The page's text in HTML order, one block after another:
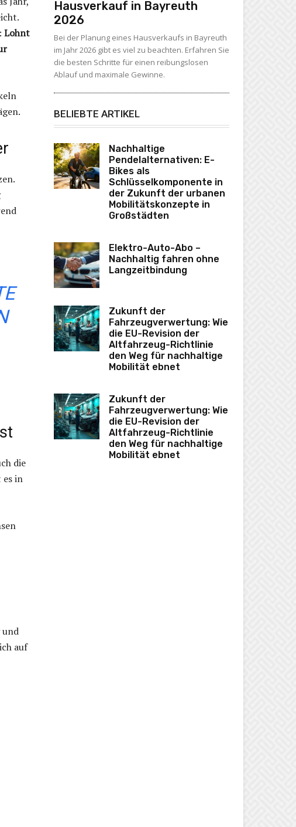
Lohnt
die
in
auf
Hausverkauf in Bayreuth
2026
Bei der Planung eines Hausverkaufs in Bayreuth
im Jahr 2026 gibt es viel zu beachten. Erfahren Sie
die besten Schritte für einen reibungslosen
Ablauf und maximale Gewinne.
BELIEBTE ARTIKEL
Nachhaltige
Pendelalternativen: E-
Bikes als
Schlüsselkomponente in
der Zukunft der urbanen
Mobilitätskonzepte in
Großstädten
Elektro-Auto-Abo –
Nachhaltig fahren ohne
Langzeitbindung
Zukunft der
Fahrzeugverwertung: Wie
die EU-Revision der
Altfahrzeug-Richtlinie
den Weg für nachhaltige
Mobilität ebnet
Zukunft der
Fahrzeugverwertung: Wie
die EU-Revision der
Altfahrzeug-Richtlinie
den Weg für nachhaltige
Mobilität ebnet